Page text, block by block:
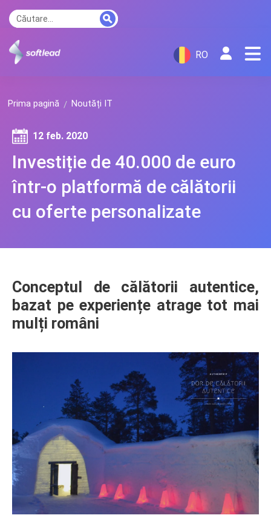
RO
Prima pagină Noutăți IT
Investiție de 40.000 de euro
într-o platformă de călătorii
cu oferte personalizate
12 feb. 2020
Conceptul de călătorii autentice,
bazat pe experiențe atrage tot mai
mulți români